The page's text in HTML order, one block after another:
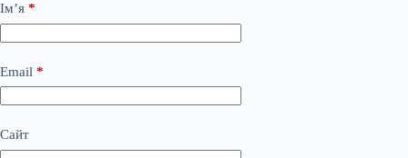
Ім’я *
Email *
Сайт